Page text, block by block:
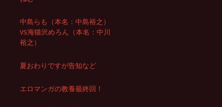
中島らも（本名：中島裕之）
VS海猫沢めろん（本名：中川
裕之）
夏おわりですが告知など
エロマンガの教養最終回！